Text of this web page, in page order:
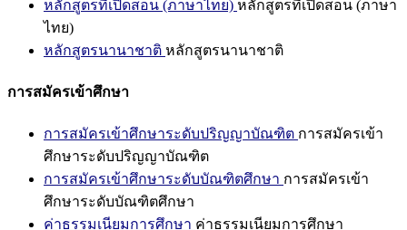
หลักสูตรที่เปิดสอน (ภาษาไทย) หลักสูตรที่เปิดสอน (ภาษา
ไทย)
หลักสูตรนานาชาติ หลักสูตรนานาชาติ
การสมัครเข้าศึกษา
การสมัครเข้าศึกษาระดับปริญญาบัณฑิต การสมัครเข้า
ศึกษาระดับปริญญาบัณฑิต
การสมัครเข้าศึกษาระดับบัณฑิตศึกษา การสมัครเข้า
ศึกษาระดับบัณฑิตศึกษา
ค่าธรรมเนียมการศึกษา ค่าธรรมเนียมการศึกษา